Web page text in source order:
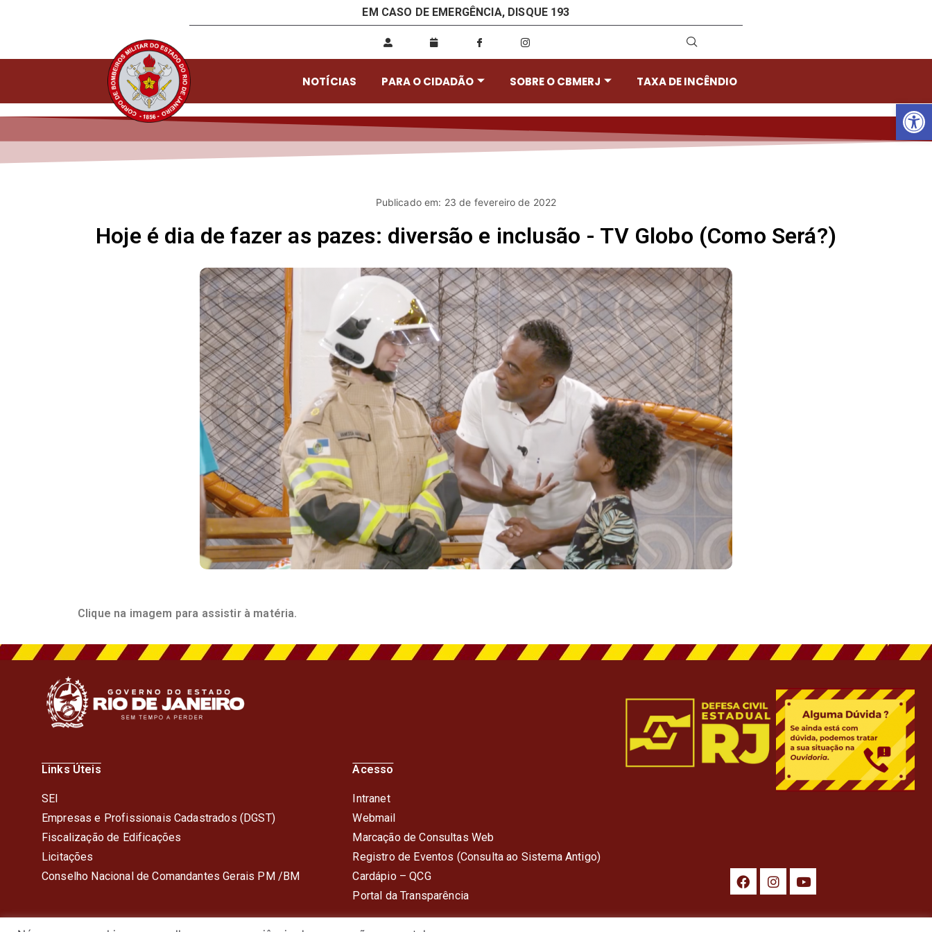
EM CASO DE EMERGÊNCIA, DISQUE 193
NOTÍCIAS PARA O CIDADÃO SOBRE O CBMERJ TAXA DE INCÊNDIO
Publicado em: 23 de fevereiro de 2022
Hoje é dia de fazer as pazes: diversão e inclusão - TV Globo (Como Será?)
Clique na imagem para assistir à matéria.
Links Úteis
SEI
Empresas e Profissionais Cadastrados (DGST)
Fiscalização de Edificações
Licitações
Conselho Nacional de Comandantes Gerais PM /BM
Acesso
Intranet
Webmail
Marcação de Consultas Web
Registro de Eventos (Consulta ao Sistema Antigo)
Cardápio – QCG
Portal da Transparência